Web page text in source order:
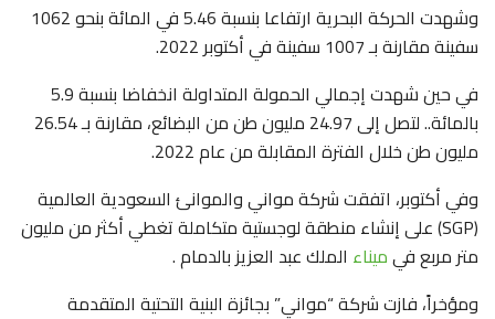
وشهدت الحركة البحرية ارتفاعا بنسبة 5.46 في المائة بنحو 1062
سفينة مقارنة بـ 1007 سفينة في أكتوبر 2022.
في حين شهدت إجمالي الحمولة المتداولة انخفاضا بنسبة 5.9
بالمائة.. لتصل إلى 24.97 مليون طن من البضائع، مقارنة بـ 26.54
مليون طن خلال الفترة المقابلة من عام 2022.
وفي أكتوبر، اتفقت شركة مواني والموانئ السعودية العالمية
(SGP) على إنشاء منطقة لوجستية متكاملة تغطي أكثر من مليون
متر مربع فيميناء الملك عبد العزيز بالدمام .
ومؤخراً، فازت شركة “مواني” بجائزة البنية التحتية المتقدمة